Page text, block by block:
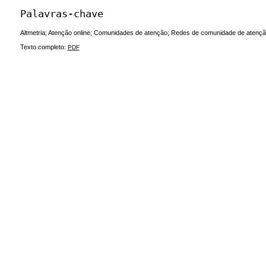
Palavras-chave
Altmetria; Atenção online; Comunidades de atenção; Redes de comunidade de
Texto completo: PDF